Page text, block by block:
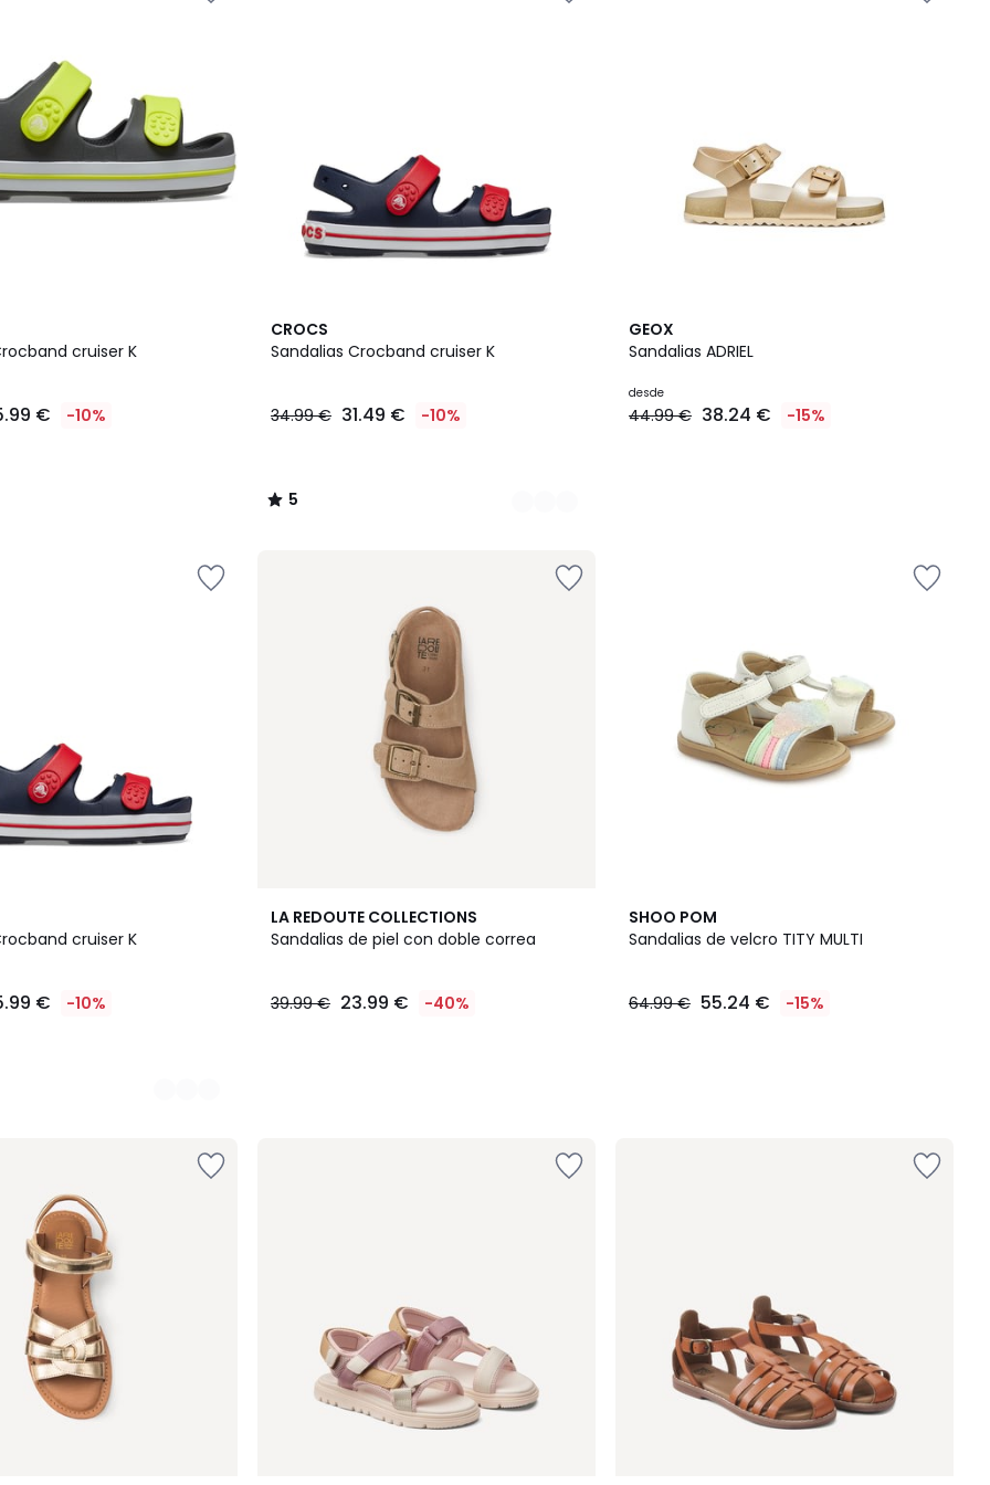
cruiser K
€ -10%
CROCS
Sandalias Crocband cruiser K
34.99 € 31.49 € -10%
5
/
2
Colores
5
/
GEOX
Sandalias ADRIEL
desde
44.99 € 38.24 € -15%
cruiser K
€ -10%
LA REDOUTE COLLECTIONS
Sandalias de piel con doble correa
39.99 € 23.99 € -40%
SHOO POM
Sandalias de velcro TITY MULTI
64.99 € 55.24 € -15%